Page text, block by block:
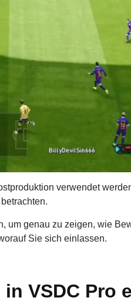
verwendet
genau zu zeigen, wie
Sie sich einlassen.
VSDC Pro